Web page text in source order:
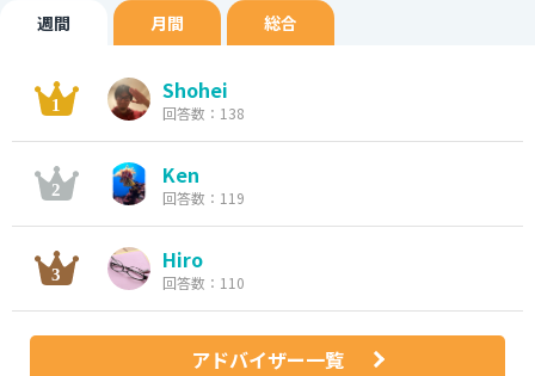
週間 月間 総合
Shohei
回答数：138
Ken
回答数：119
Hiro
回答数：110
アドバイザー一覧